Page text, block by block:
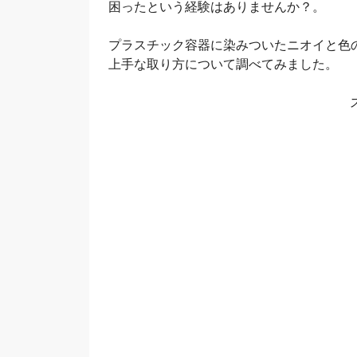
困ったという経験はありませんか？。
プラスチック容器に染みついたニオイと色
上手な取り方について調べてみました。